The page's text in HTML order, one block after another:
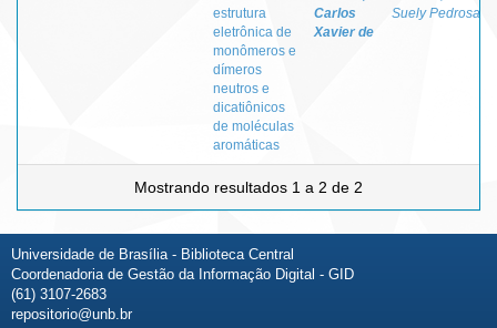
estrutura
eletrônica de
monômeros e
dímeros
neutros e
dicatiônicos
de moléculas
aromáticas
Carlos
Xavier de
Suely Pedrosa
Mostrando resultados 1 a 2 de 2
Universidade de Brasília - Biblioteca Central
Coordenadoria de Gestão da Informação Digital - GID
(61) 3107-2683
repositorio@unb.br